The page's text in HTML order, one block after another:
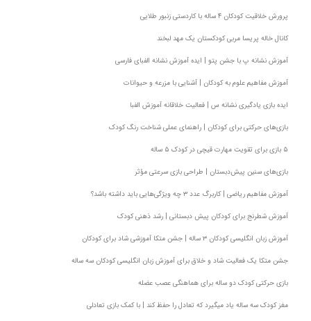
پرورش خلاقیت کودکان ۴ ساله با کاردستی زنبور طلایی
کانال خاله پریسا مربی کودکستان یک مهد لبخند
آموزش نشانه پ با جشن پتو | ایده آموزش نشانه الفبای فارسی
آموزش مفاهیم علوم به کودکان | آشنایی با مزرعه و حیوانات
ایده بازی یادگیری نشانه س | فعالیت خلاقانه آموزش الفبا
بازی‌های حرکتی برای کودکان | راهنمای عملی شناخت رنگ کودک
۵ بازی برای تقویت مهارت قیچی در کودک ۵ ساله
بازی‌های سنین پیش‌دبستان | طراحی بازی سرعتی مؤثر
آموزش مفاهیم ریاضی | کاربرگ عدد ۳ چه ویژگی‌هایی باید داشته باشد؟
آموزش شطرنج برای کودکان پیش دبستانی | رشد ذهنی کودک
آموزش زبان انگلیسی کودکان ۳ ساله | جشن متکا‌ آموزشی شاد برای کودکان
جشن متکا یک فعالیت شاد و خلاق برای آموزش زبان انگلیسی کودکان سه ساله
بازی حرکتی کودک دو ساله برای هماهنگی عصب عضله
مغز کودک سه ساله یاد میگیرد که تعادل را حفظ کند | با کمک بازی تعادلی